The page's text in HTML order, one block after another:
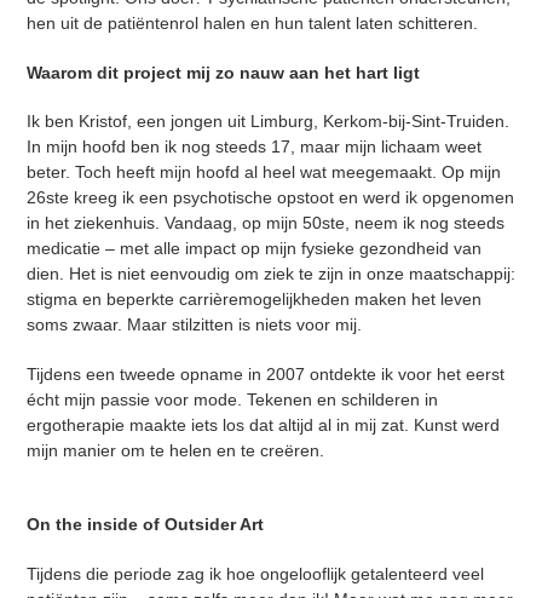
hen uit de patiëntenrol halen en hun talent laten schitteren.
Waarom dit project mij zo nauw aan het hart ligt
Ik ben Kristof, een jongen uit Limburg, Kerkom-bij-Sint-Truiden.
In mijn hoofd ben ik nog steeds 17, maar mijn lichaam weet
beter. Toch heeft mijn hoofd al heel wat meegemaakt. Op mijn
26ste kreeg ik een psychotische opstoot en werd ik opgenomen
in het ziekenhuis. Vandaag, op mijn 50ste, neem ik nog steeds
medicatie – met alle impact op mijn fysieke gezondheid van
dien. Het is niet eenvoudig om ziek te zijn in onze maatschappij:
stigma en beperkte carrièremogelijkheden maken het leven
soms zwaar. Maar stilzitten is niets voor mij.
Tijdens een tweede opname in 2007 ontdekte ik voor het eerst
écht mijn passie voor mode. Tekenen en schilderen in
ergotherapie maakte iets los dat altijd al in mij zat. Kunst werd
mijn manier om te helen en te creëren.
On the inside of Outsider Art
Tijdens die periode zag ik hoe ongelooflijk getalenteerd veel